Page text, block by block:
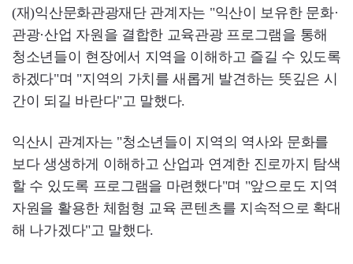
(재)익산문화관광재단 관계자는 "익산이 보유한 문화·
관광·산업 자원을 결합한 교육관광 프로그램을 통해
청소년들이 현장에서 지역을 이해하고 즐길 수 있도록
하겠다"며 "지역의 가치를 새롭게 발견하는 뜻깊은 시
간이 되길 바란다"고 말했다.
익산시 관계자는 "청소년들이 지역의 역사와 문화를
보다 생생하게 이해하고 산업과 연계한 진로까지 탐색
할 수 있도록 프로그램을 마련했다"며 "앞으로도 지역
자원을 활용한 체험형 교육 콘텐츠를 지속적으로 확대
해 나가겠다"고 말했다.